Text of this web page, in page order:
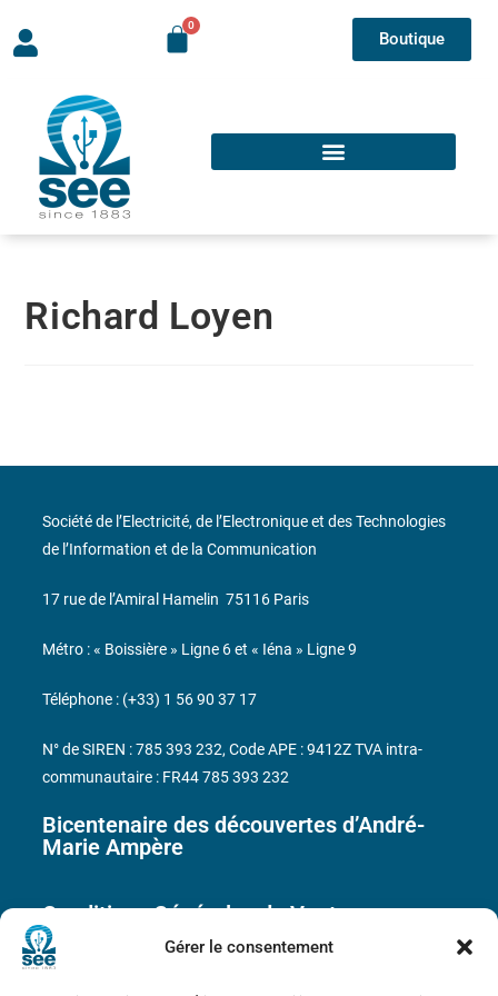
Gérer le consentement
Boutique
Richard Loyen
Bicentenaire des découvertes d’André-
Marie Ampère
Conditions Générales de Vente
Société de l’Electricité, de l’Electronique et des Technologies
de l’Information et de la Communication
17 rue de l’Amiral Hamelin 75116 Paris
Métro : « Boissière » Ligne 6 et « Iéna » Ligne 9
Téléphone : (+33) 1 56 90 37 17
N° de SIREN : 785 393 232, Code APE : 9412Z TVA intra-
communautaire : FR44 785 393 232